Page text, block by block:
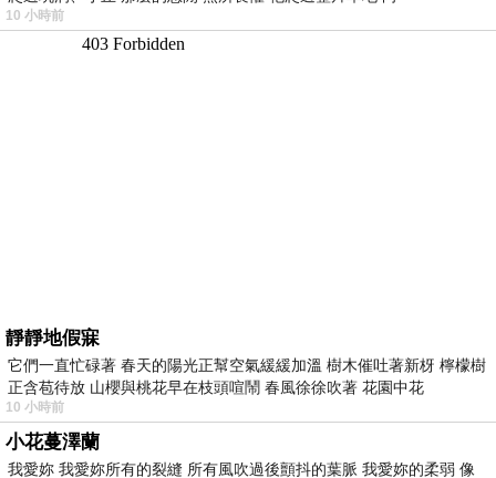
10 小時前
靜靜地假寐
它們一直忙碌著 春天的陽光正幫空氣緩緩加溫 樹木催吐著新枒 檸檬樹
正含苞待放 山櫻與桃花早在枝頭喧鬧 春風徐徐吹著 花園中花
10 小時前
小花蔓澤蘭
我愛妳 我愛妳所有的裂縫 所有風吹過後顫抖的葉脈 我愛妳的柔弱 像